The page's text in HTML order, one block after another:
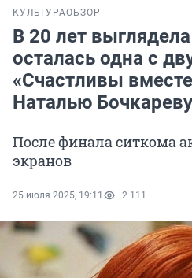
КУЛЬТУРАОБЗОР
В 20 лет
осталась одна с
«Счастливы
Наталью Бочкареву
После финала ситкома
экранов
25 июля 2025, 19:11 2 111